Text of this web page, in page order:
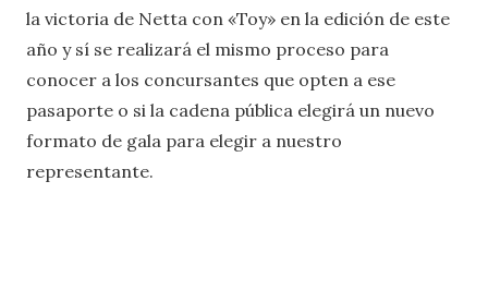
la victoria de Netta con «Toy» en la edición de este
año y sí se realizará el mismo proceso para
conocer a los concursantes que opten a ese
pasaporte o si la cadena pública elegirá un nuevo
formato de gala para elegir a nuestro
representante.